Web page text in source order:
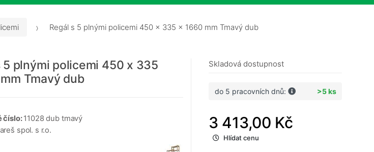
Regál s 5 plnými policemi 450 x 335 x 1660 mm Tmavý dub
5 plnými policemi 450 x 335
Tmavý dub
číslo:11028 dub tmavý
spol. s r.o.
Skladová dostupnost
do 5 pracovních dnů: >5 ks
3 413,00 Kč
Hlídat cenu